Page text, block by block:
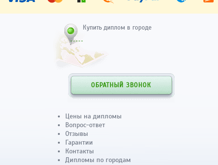
Купить диплом в городе
ОБРАТНЫЙ ЗВОНОК
Цены на дипломы
Вопрос-ответ
Отзывы
Гарантии
Контакты
Дипломы по городам